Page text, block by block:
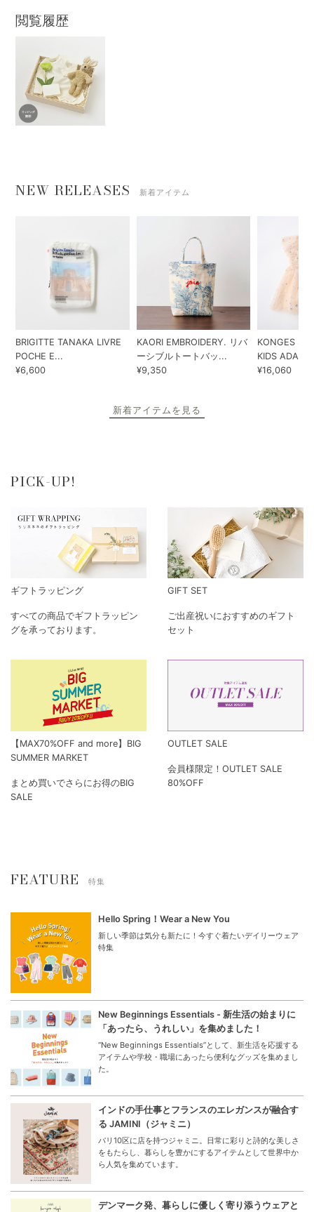
閲覧履歴
NEW RELEASES 新着アイテム
BRIGITTE TANAKA LIVRE
POCHE E...
¥6,600
KAORI EMBROIDERY. リバ
ーシブルトートバッ...
¥9,350
KONGES
KIDS ADA...
¥16,060
新着アイテムを見る
PICK-UP!
ギフトラッピング
すべての商品でギフトラッピン
グを承っております。
GIFT SET
ご出産祝いにおすすめのギフト
セット
【MAX70%OFF and more】BIG
SUMMER MARKET
まとめ買いでさらにお得のBIG
SALE
OUTLET SALE
会員様限定！OUTLET SALE
80%OFF
FEATURE 特集
Hello Spring！Wear a New You
新しい季節は気分も新たに！今すぐ着たいデイリーウェア
特集
New Beginnings Essentials - 新生活の始まりに
「あったら、うれしい」を集めました！
“New Beginnings Essentials”として、新生活を応援する
アイテムや学校・職場にあったら便利なグッズを集めまし
た。
インドの手仕事とフランスのエレガンスが融合す
る JAMINI（ジャミニ）
パリ10区に店を持つジャミニ。日常に彩りと詩的な美しさ
をもたらし、暮らしを豊かにするアイテムとして世界中か
ら人気を集めています。
デンマーク発、暮らしに優しく寄り添うウェアと